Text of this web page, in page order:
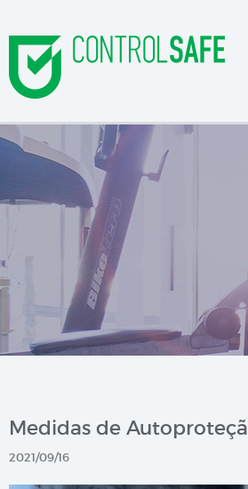
Medidas de
2021/09/16